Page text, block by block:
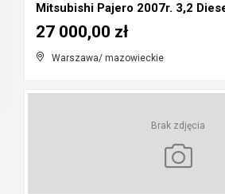
Warszawa/ mazowieckie
27 000,00 zł
Brak zdjęcia